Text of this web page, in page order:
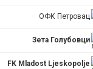
ОФК Петровац
Зета Голубовци
FK Mladost Ljeskopolje